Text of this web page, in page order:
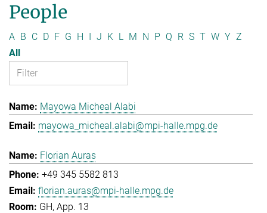
People
A B C D F G H I J K L M N P Q R S T W Y Z
All
Mayowa Micheal Alabi
mayowa_micheal.alabi@mpi-halle.mpg.de
Florian Auras
+49 345 5582 813
florian.auras@mpi-halle.mpg.de
GH, App. 13